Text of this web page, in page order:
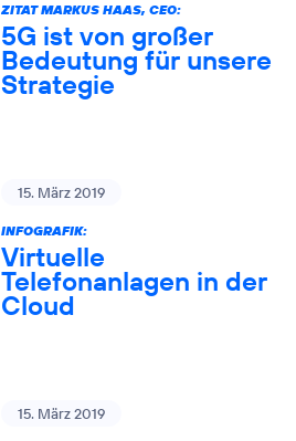
ZITAT MARKUS HAAS, CEO:
5G ist von großer
Bedeutung für unsere
Strategie
15. März 2019
INFOGRAFIK:
Virtuelle
Telefonanlagen in der
Cloud
15. März 2019